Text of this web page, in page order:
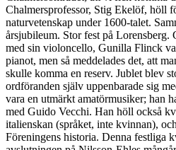
Chalmersprofessor, Stig Ekelöf, höll
naturvetenskap under 1600-talet.
årsjubileum. Stor fest på Lorensberg.
med sin violoncello, Gunilla Flinck
pianot, men så meddelades det, att
skulle komma en reserv. Jublet blev
ordföranden själv uppenbarade sig
vara en utmärkt amatörmusiker; han
med Guido Vecchi. Han höll också
italienskan (språket, inte kvinnan),
Föreningens historia. Denna festliga